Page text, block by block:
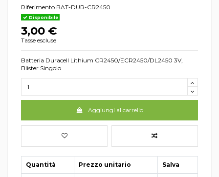
Riferimento BAT-DUR-CR2450
Disponibile
3,00 €
Tasse escluse
Batteria Duracell Lithium CR2450/ECR2450/DL2450 3V,
Blister Singolo
Aggiungi al carrello
Quantità Prezzo unitario Salva